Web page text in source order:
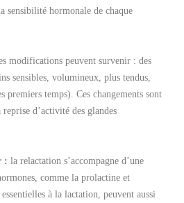
sensibilité hormonale de chaque
modifications peuvent survenir : des
sensibles, volumineux, plus tendus,
premiers temps). Ces changements sont
d’activité des glandes
: la relactation s’accompagne d’une
comme la prolactine et
à la lactation, peuvent aussi